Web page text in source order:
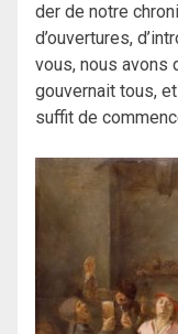
der de notre
d’ouvertures,
vous, nous avons
gouvernait tous,
suffit de